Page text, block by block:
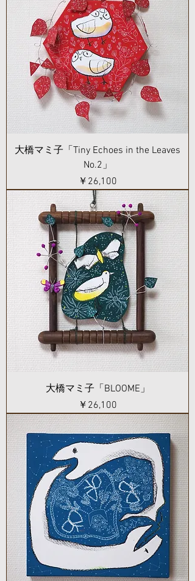
大橋マミ子「Tiny Echoes in the Leaves
No.2」
価格
￥26,100
大橋マミ子「BLOOME」
価格
￥26,100